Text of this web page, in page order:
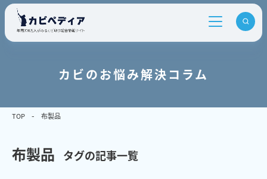
カビのお悩み解決コラム
TOP 布製品
布製品 タグの記事一覧